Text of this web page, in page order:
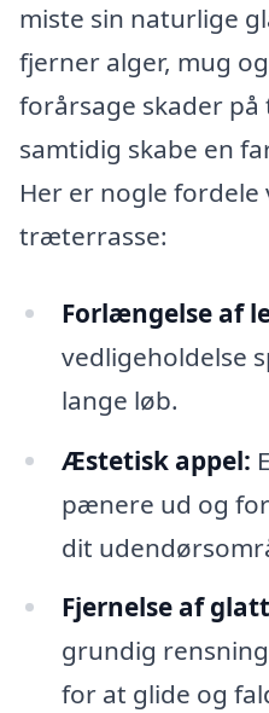
miste sin naturlige
fjerner alger, mug
forårsage skader
samtidig skabe en
Her er nogle
træterrasse:
Forlængelse af
vedligeholdelse
lange løb.
Æstetisk appel:
pænere ud og
dit
Fjernelse af
grundig
for at glide og